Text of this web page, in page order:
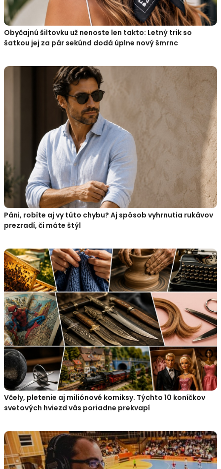
Obyčajnú šiltovku už nenoste len takto: Letný trik so
šatkou jej za pár sekúnd dodá úplne nový šmrnc
Páni, robíte aj vy túto chybu? Aj spôsob vyhrnutia rukávov
prezradí, či máte štýl
Včely, pletenie aj miliónové komiksy. Týchto 10 koníčkov
svetových hviezd vás poriadne prekvapí